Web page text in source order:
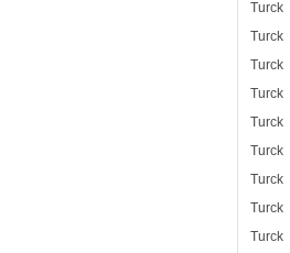
Turck
Turck
Turck
Turck
Turck
Turck
Turck
Turck
Turck